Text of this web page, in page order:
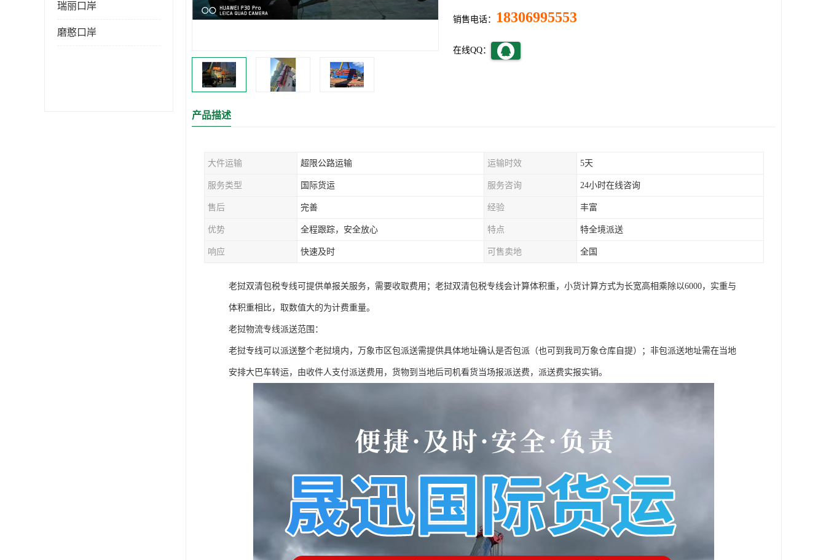
瑞丽口岸
磨憨口岸
销售电话： 18306995553
在线QQ：
产品描述
大件运输 超限公路运输 运输时效 5天
服务类型 国际货运 服务咨询 24小时在线咨询
售后 完善 经验 丰富
优势 全程跟踪，安全放心 特点 特全境派送
响应 快速及时 可售卖地 全国
老挝双清包税专线可提供单报关服务，需要收取费用；老挝双清包税专线会计算体积重，小货计算方式为长宽高相乘除以6000，实重与
体积重相比，取数值大的为计费重量。
老挝物流专线派送范围：
老挝专线可以派送整个老挝境内，万象市区包派送需提供具体地址确认是否包派（也可到我司万象仓库自提）；非包派送地址需在当地
安排大巴车转运，由收件人支付派送费用，货物到当地后司机看货当场报派送费，派送费实报实销。